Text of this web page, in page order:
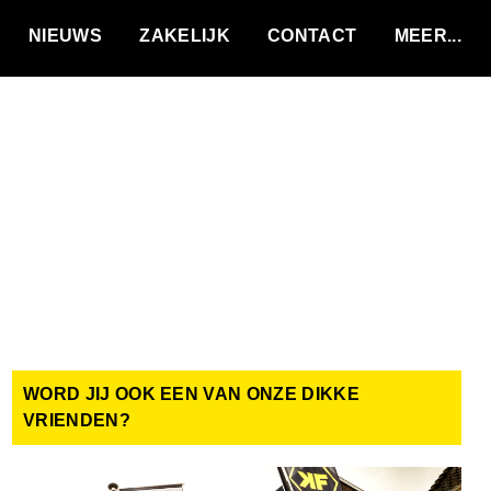
NIEUWS ZAKELIJK CONTACT
WORD JIJ OOK EEN VAN ONZE DIKKE
VRIENDEN?